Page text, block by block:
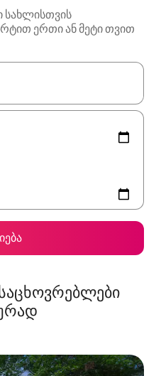
სახლისთვის
ერთი ან მეტი თვით
გახდება, ნავიგაციისთვის